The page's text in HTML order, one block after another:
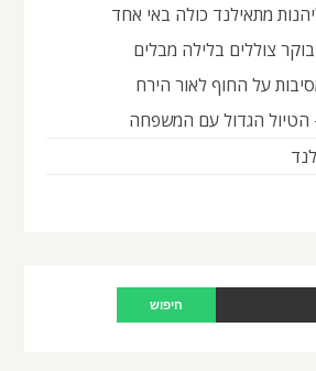
מתאילנד כולה באי אחד
צוללים בלילה מבלים
על החוף לאור הירח
הטיול הגדול עם המשפחה